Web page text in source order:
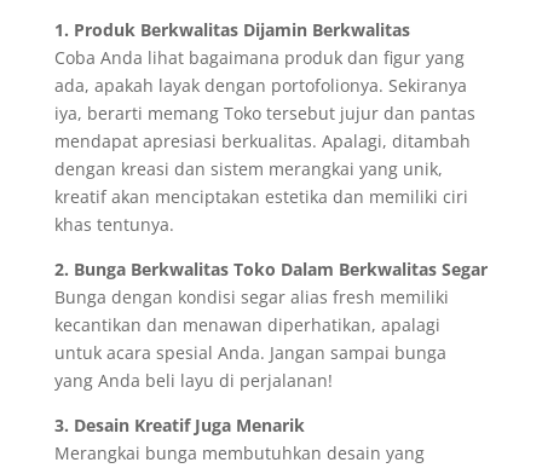
1. Produk Berkwalitas Dijamin Berkwalitas
Coba Anda lihat bagaimana produk dan figur yang
ada, apakah layak dengan portofolionya. Sekiranya
iya, berarti memang Toko tersebut jujur dan pantas
mendapat apresiasi berkualitas. Apalagi, ditambah
dengan kreasi dan sistem merangkai yang unik,
kreatif akan menciptakan estetika dan memiliki ciri
khas tentunya.
2. Bunga Berkwalitas Toko Dalam Berkwalitas Segar
Bunga dengan kondisi segar alias fresh memiliki
kecantikan dan menawan diperhatikan, apalagi
untuk acara spesial Anda. Jangan sampai bunga
yang Anda beli layu di perjalanan!
3. Desain Kreatif Juga Menarik
Merangkai bunga membutuhkan desain yang